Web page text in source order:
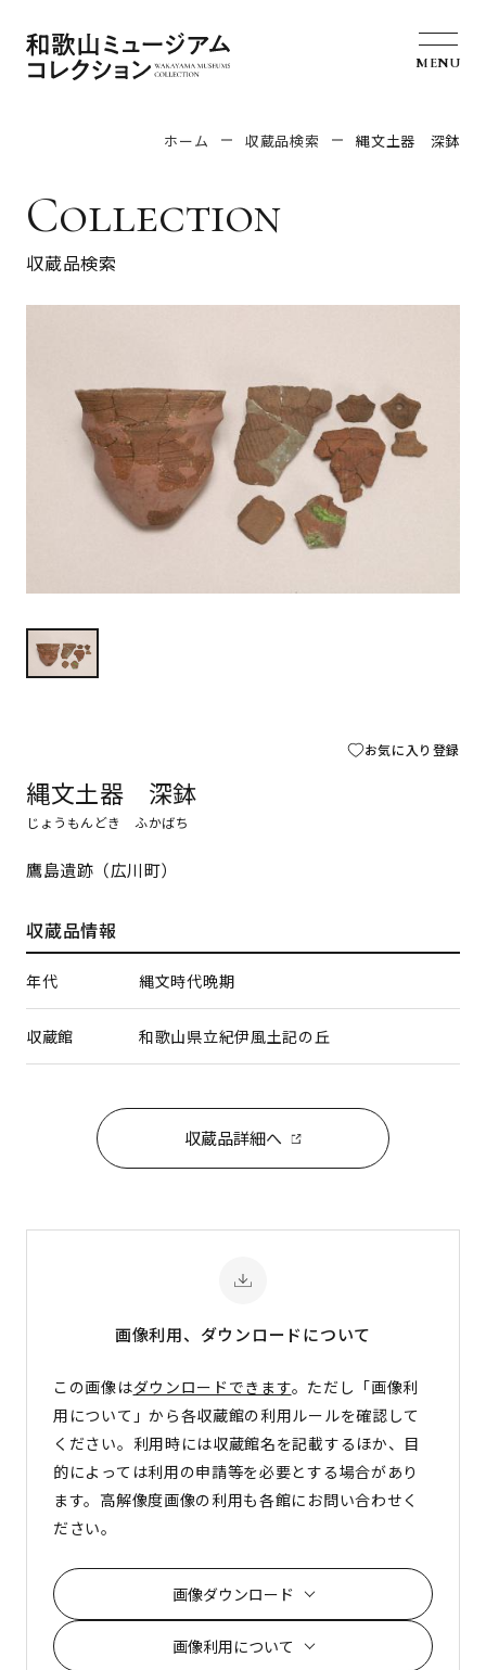
MENU
ホーム 収蔵品検索 縄文土器 深鉢
Collection
収蔵品検索
お気に入り登録
縄文土器 深鉢
じょうもんどき ふかばち
鷹島遺跡（広川町）
収蔵品情報
年代 縄文時代晩期
収蔵館 和歌山県立紀伊風土記の丘
収蔵品詳細へ
画像利用、ダウンロードについて
この画像はダウンロードできます。ただし「画像利
用について」から各収蔵館の利用ルールを確認して
ください。利用時には収蔵館名を記載するほか、目
的によっては利用の申請等を必要とする場合があり
ます。高解像度画像の利用も各館にお問い合わせく
ださい。
画像ダウンロード
画像利用について